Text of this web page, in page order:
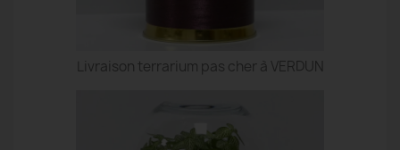
Livraison terrarium pas cher à VERDUN